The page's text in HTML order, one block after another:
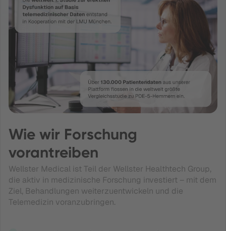
Wie wir Forschung
vorantreiben
Wellster Medical ist Teil der Wellster Healthtech Group,
die aktiv in medizinische Forschung investiert – mit dem
Ziel, Behandlungen weiterzuentwickeln und die
Telemedizin voranzubringen.